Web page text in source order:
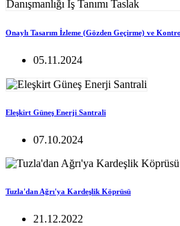
Onaylı Tasarım İzleme (Gözden Geçirme) ve
05.11.2024
Eleşkirt Güneş Enerji Santrali
07.10.2024
Tuzla'dan Ağrı'ya Kardeşlik Köprüsü
21.12.2022